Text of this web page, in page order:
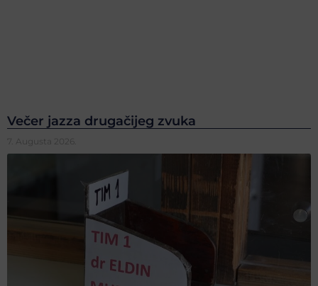
Večer jazza drugačijeg zvuka
7. Augusta 2026.